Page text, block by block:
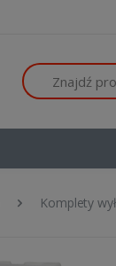
Szukaj
Komplety